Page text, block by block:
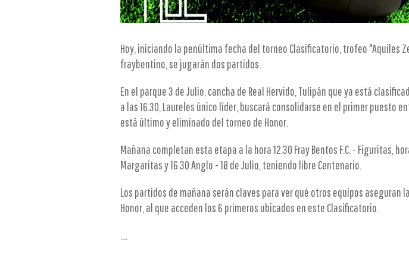
Hoy, iniciando la penúltima fecha del torneo Clasificatorio, trofeo "Aquiles
fraybentino, se jugarán dos partidos.
En el parque 3 de Julio, cancha de Real Hervido, Tulipán que ya está
a las 16.30, Laureles único líder, buscará consolidarse en el primer puesto
está último y eliminado del torneo de Honor.
Mañana completan esta etapa a la hora 12.30 Fray Bentos F.C. - Figuritas,
Margaritas y 16.30 Anglo - 18 de Julio, teniendo libre Centenario.
Los partidos de mañana serán claves para ver qué otros equipos aseguran
Honor, al que acceden los 6 primeros ubicados en este Clasificatorio.
....